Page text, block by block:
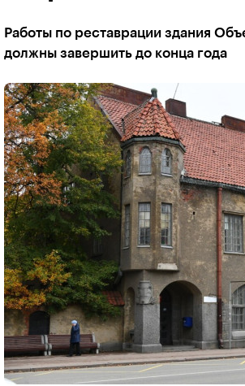
Работы по реставрации здания
должны завершить до конца года